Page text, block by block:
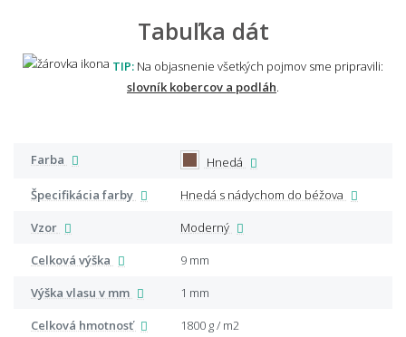
Tabuľka dát
TIP: Na objasnenie všetkých pojmov sme pripravili:
slovník kobercov a podláh
Farba
Hnedá
Špecifikácia farby
Hnedá s nádychom do béžova
Vzor
Moderný
Celková výška
9 mm
Výška vlasu v mm
1 mm
Celková hmotnosť
1800 g / m2